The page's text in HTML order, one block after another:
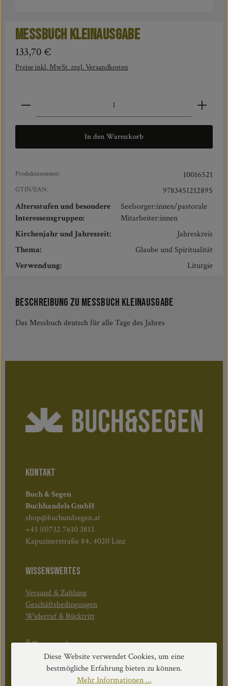
Messbuch Kleinausgabe
Regulärer Preis:
133,70 €
Preise inkl. MwSt. zzgl. Versandkosten
Produkt Anzahl: Gib den gewünschten Wert ein oder
In den Warenkorb
Produktnummer: 10016521
GTIN/EAN:
9783451212895
Altersstufen und besondere
Interessensgruppen:
Seelsorger:innen/pastorale
Mitarbeiter:innen
Kirchenjahr und Jahreszeit:
Jahreskreis
Thema:
Glaube und Spiritualität
Verwendung:
Liturgie
Beschreibung zu Messbuch Kleinausgabe
Das Messbuch deutsch für alle Tage des Jahres
KONTAKT
Buch & Segen
Buchhandels GmbH
shop@buchundsegen.at
+43 (0)732 7610 3813
Kapuzinerstraße 84, 4020 Linz
WISSENSWERTES
Versand & Zahlung
Geschäftsbedingungen
Widerruf & Rücktritt
Öffnungszeiten:
Mo–Do: 08:30–17:00 Uhr
Fr: 08:30–12:30 Uhr
Diese Website verwendet Cookies, um eine
bestmögliche Erfahrung bieten zu können.
Mehr Informationen ...